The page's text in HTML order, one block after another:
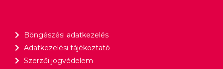
Böngészési adatkezelés
Adatkezelési tájékoztató
Szerzői jogvédelem